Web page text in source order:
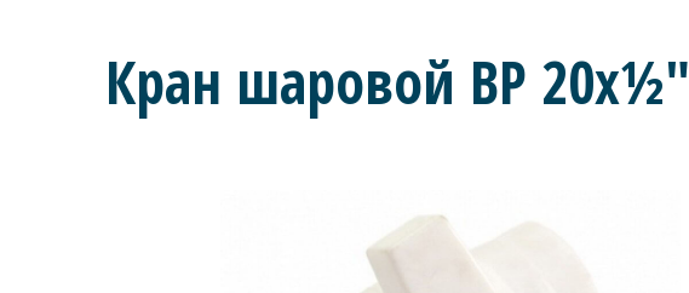
Кран шаровой ВР 20x½"